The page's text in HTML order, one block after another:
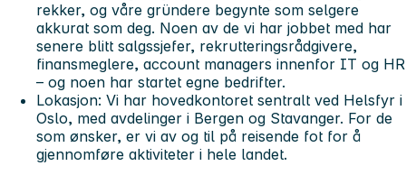
rekker, og våre gründere begynte som selgere
akkurat som deg. Noen av de vi har jobbet med har
senere blitt salgssjefer, rekrutteringsrådgivere,
finansmeglere, account managers innenfor IT og HR
– og noen har startet egne bedrifter.
Lokasjon: Vi har hovedkontoret sentralt ved Helsfyr i
Oslo, med avdelinger i Bergen og Stavanger. For de
som ønsker, er vi av og til på reisende fot for å
gjennomføre aktiviteter i hele landet.